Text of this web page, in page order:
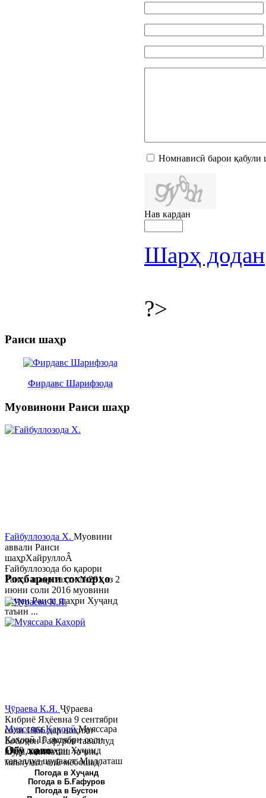
Номнависӣ барои қабули
Нав кардан
Шарҳ додан
?>
Раиси шаҳр
Фирдавс Шарифзода
Муовинони Раиси шаҳр
Ғайбуллозода Х. Муовини
аввали Раиси
шаҳрХайруллоÂ
Ғайбуллозода бо қарори
Раиси шаҳр таҳти №281 аз 2
июни соли 2016 муовини
якуми Раиси шаҳри Хуҷанд
таъин ...
Муяссара ҚаҳорӣМуяссара
Қаҳорӣ 15 октябри соли
1979 дар шаҳри Хуҷанд
таваллуд шудааст. Миллаташ
тоҷик. Маълумот олӣ. Соли
2002 Донишгоҳи давлатии
Хуҷанд ба...
Роҳбарони сохторҳо
Ҷӯраева К.Я. Ҷӯраева
Кибриё Яҳёевна 9 сентябри
соли 1966 дар ноҳияи
Бобоҷон Ғафуров таваллуд
шуда, миллаташ тоҷик,
маълумот олӣ мебошад.
Соли 1997 Донишг...
Обу хаво
Погода в Хуҷанд
Погода в Б.Ғафуров
Погода в Бустон